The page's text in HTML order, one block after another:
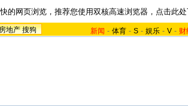
的网页浏览，推荐您使用双核高速浏览器，点击此
地产 搜狗 新闻 - 体育 - S - 娱乐 - V - 财